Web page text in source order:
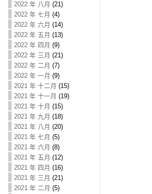
2022 年 八月 (21)
2022 年 七月 (4)
2022 年 六月 (14)
2022 年 五月 (13)
2022 年 四月 (9)
2022 年 三月 (21)
2022 年 二月 (7)
2022 年 一月 (9)
2021 年 十二月 (15)
2021 年 十一月 (19)
2021 年 十月 (15)
2021 年 九月 (18)
2021 年 八月 (20)
2021 年 七月 (5)
2021 年 六月 (8)
2021 年 五月 (12)
2021 年 四月 (16)
2021 年 三月 (21)
2021 年 二月 (5)